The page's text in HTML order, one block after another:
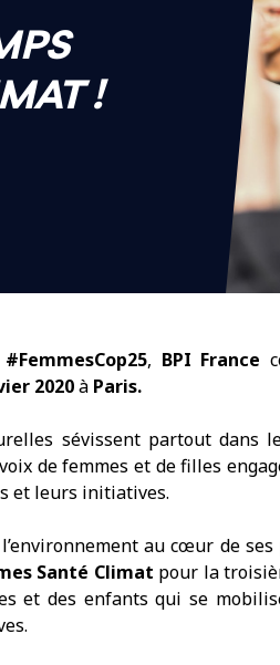
!
#FemmesCop25, BPI France
2020à Paris.
sévissent partout dans
de femmes et de filles
et leurs initiatives.
au cœur de
Santé Climat pour la
et des enfants qui se